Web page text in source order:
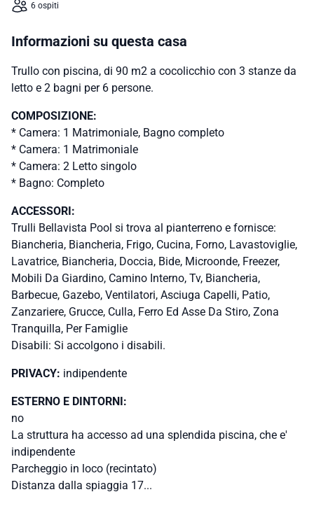
6 ospiti
Informazioni su questa casa
Trullo con piscina, di 90 m2 a cocolicchio con 3 stanze da
letto e 2 bagni per 6 persone.
COMPOSIZIONE:
* Camera: 1 Matrimoniale, Bagno completo
* Camera: 1 Matrimoniale
* Camera: 2 Letto singolo
* Bagno: Completo
ACCESSORI:
Trulli Bellavista Pool si trova al pianterreno e fornisce:
Biancheria, Biancheria, Frigo, Cucina, Forno, Lavastoviglie,
Lavatrice, Biancheria, Doccia, Bide, Microonde, Freezer,
Mobili Da Giardino, Camino Interno, Tv, Biancheria,
Barbecue, Gazebo, Ventilatori, Asciuga Capelli, Patio,
Zanzariere, Grucce, Culla, Ferro Ed Asse Da Stiro, Zona
Tranquilla, Per Famiglie
Disabili: Si accolgono i disabili.
PRIVACY: indipendente
ESTERNO E DINTORNI:
no
La struttura ha accesso ad una splendida piscina, che e'
indipendente
Parcheggio in loco (recintato)
Distanza dalla spiaggia 17...